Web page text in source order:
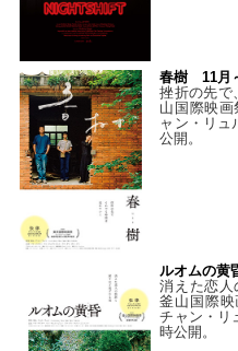
春樹 11月
挫折の先
山国際映
ャン・リュ
公開。
ルオムの
消えた恋
釜山国際映
チャン・リ
時公開。